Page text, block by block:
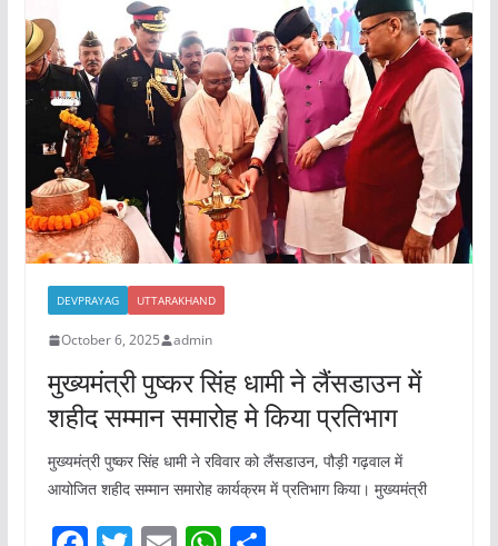
o
o
k
p
p
DEVPRAYAG UTTARAKHAND
October 6, 2025 admin
मुख्यमंत्री पुष्कर सिंह धामी ने लैंसडाउन में
शहीद सम्मान समारोह मे किया प्रतिभाग
मुख्यमंत्री पुष्कर सिंह धामी ने रविवार को लैंसडाउन, पौड़ी गढ़वाल में
आयोजित शहीद सम्मान समारोह कार्यक्रम में प्रतिभाग किया। मुख्यमंत्री